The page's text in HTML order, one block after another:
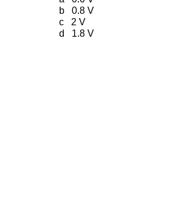
b 0.8 V
c 2 V
d 1.8 V